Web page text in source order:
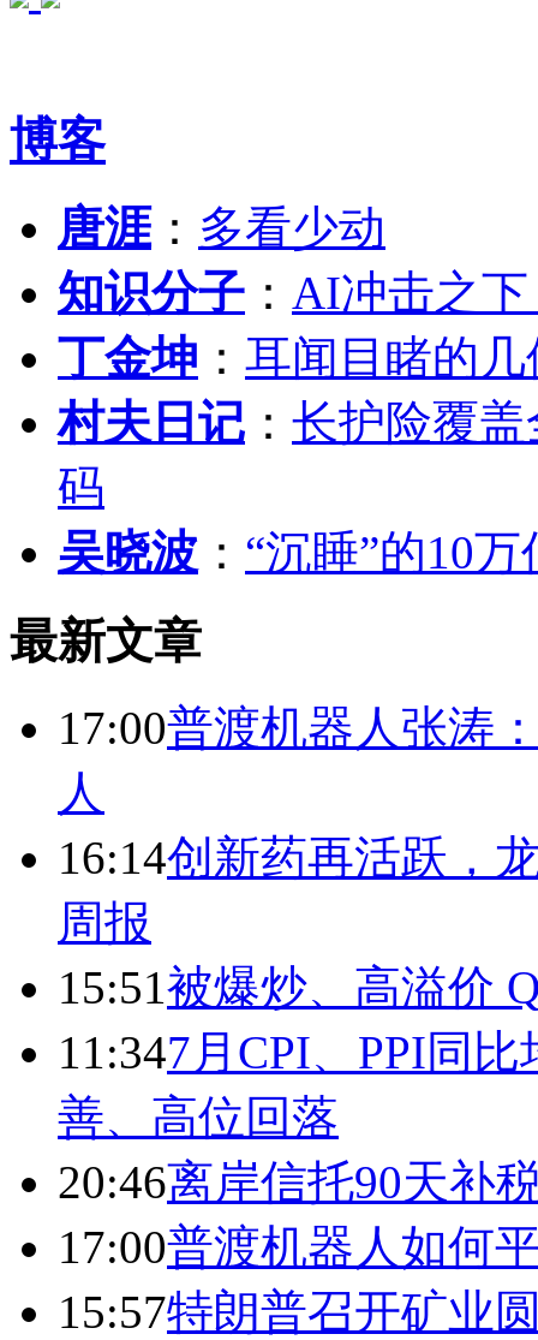
博客
唐涯： 多看少动
知识分子 ： AI冲击之
丁金坤 ： 耳闻目睹的
村夫日记 ： 长护险覆
码
吴晓波 ： “沉睡”的10
最新文章
17:00普渡机器人张涛
人
16:14创新药再活跃，
周报
15:51被爆炒、高溢价
11:347月CPI、PPI同
善、高位回落
20:46离岸信托90天补
17:00普渡机器人如何
15:57特朗普召开矿业